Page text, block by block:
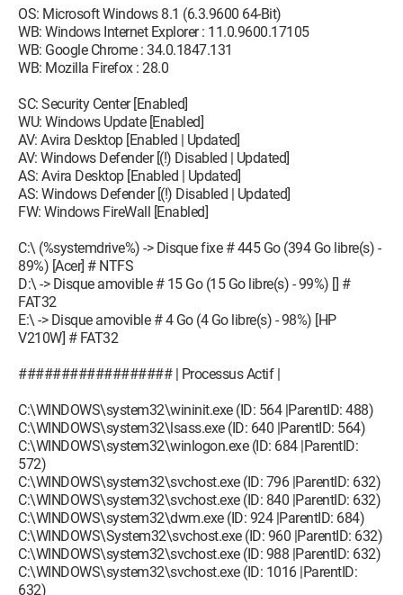
OS: Microsoft Windows 8.1 (6.3.9600 64-Bit)
WB: Windows Internet Explorer : 11.0.9600.17105
WB: Google Chrome : 34.0.1847.131
WB: Mozilla Firefox : 28.0
SC: Security Center [Enabled]
WU: Windows Update [Enabled]
AV: Avira Desktop [Enabled | Updated]
AV: Windows Defender [(!) Disabled | Updated]
AS: Avira Desktop [Enabled | Updated]
AS: Windows Defender [(!) Disabled | Updated]
FW: Windows FireWall [Enabled]
C:\ (%systemdrive%) -> Disque fixe # 445 Go (394 Go libre(s) -
89%) [Acer] # NTFS
D:\ -> Disque amovible # 15 Go (15 Go libre(s) - 99%) [] #
FAT32
E:\ -> Disque amovible # 4 Go (4 Go libre(s) - 98%) [HP
V210W] # FAT32
################## | Processus Actif |
C:\WINDOWS\system32\wininit.exe (ID: 564 |ParentID: 488)
C:\WINDOWS\system32\lsass.exe (ID: 640 |ParentID: 564)
C:\WINDOWS\system32\winlogon.exe (ID: 684 |ParentID:
572)
C:\WINDOWS\system32\svchost.exe (ID: 796 |ParentID: 632)
C:\WINDOWS\system32\svchost.exe (ID: 840 |ParentID: 632)
C:\WINDOWS\system32\dwm.exe (ID: 924 |ParentID: 684)
C:\WINDOWS\System32\svchost.exe (ID: 960 |ParentID: 632)
C:\WINDOWS\system32\svchost.exe (ID: 988 |ParentID: 632)
C:\WINDOWS\system32\svchost.exe (ID: 1016 |ParentID:
632)